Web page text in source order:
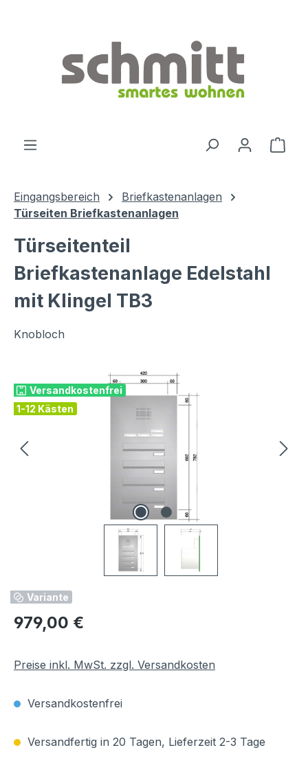
Eingangsbereich
Briefkastenanlagen
Türseiten Briefkastenanlagen
Türseitenteil
Briefkastenanlage Edelstahl
mit Klingel TB3
Knobloch
Versandkostenfrei
1-12 Kästen
Variante
Regulärer Preis:
979,00 €
Preise inkl. MwSt. zzgl. Versandkosten
Versandkostenfrei
Versandfertig in 20 Tagen, Lieferzeit 2-3 Tage